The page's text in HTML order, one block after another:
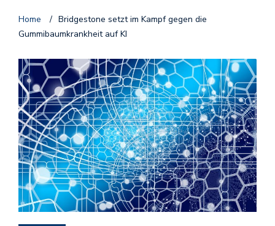
Home / Bridgestone setzt im Kampf gegen die
Gummibaumkrankheit auf KI